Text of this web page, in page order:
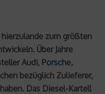
zum größten
Über Jahre
Audi, Porsche,
bezüglich Zulieferer,
Das Diesel-Kartell